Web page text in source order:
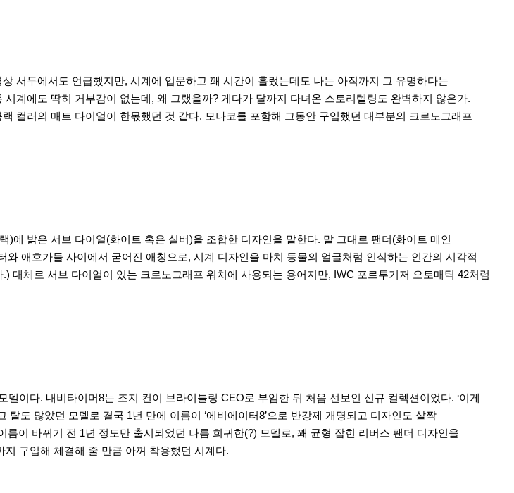
서두에서도 언급했지만, 시계에 입문하고 꽤 시간이 흘렀는데도 나는 아직까지 그 유명하다는
계에도 딱히 거부감이 없는데, 왜 그랬을까? 게다가 달까지 다녀온 스토리텔링도 완벽하지 않은가.
컬러의 매트 다이얼이 한몫했던 것 같다. 모나코를 포함해 그동안 구입했던 대부분의 크로노그래프
에 밝은 서브 다이얼(화이트 혹은 실버)을 조합한 디자인을 말한다. 말 그대로 팬더(화이트 메인
애호가들 사이에서 굳어진 애칭으로, 시계 디자인을 마치 동물의 얼굴처럼 인식하는 인간의 시각적
체로 서브 다이얼이 있는 크로노그래프 워치에 사용되는 용어지만, IWC 포르투기저 오토매틱 42처럼
이다. 내비타이머8는 조지 컨이 브라이틀링 CEO로 부임한 뒤 처음 선보인 신규 컬렉션이었다. ‘이게
도 많았던 모델로 결국 1년 만에 이름이 ‘에비에이터8’으로 반강제 개명되고 디자인도 살짝
이 바뀌기 전 1년 정도만 출시되었던 나름 희귀한(?) 모델로, 꽤 균형 잡힌 리버스 팬더 디자인을
구입해 체결해 줄 만큼 아껴 착용했던 시계다.